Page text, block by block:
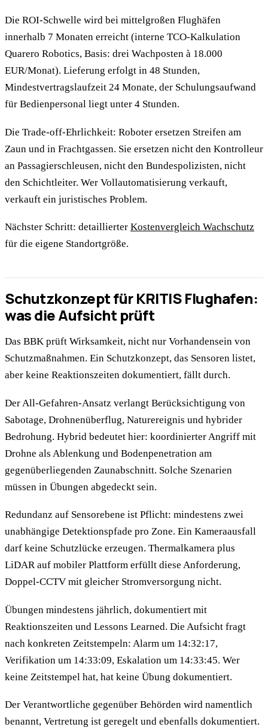
Die ROI-Schwelle wird bei mittelgroßen Flughäfen
innerhalb 7 Monaten erreicht (interne TCO-Kalkulation
Quarero Robotics, Basis: drei Wachposten à 18.000
EUR/Monat). Lieferung erfolgt in 48 Stunden,
Mindestvertragslaufzeit 24 Monate, der Schulungsaufwand
für Bedienpersonal liegt unter 4 Stunden.
Die Trade-off-Ehrlichkeit: Roboter ersetzen Streifen am
Zaun und in Frachtgassen. Sie ersetzen nicht den Kontrolleur
an Passagierschleusen, nicht den Bundespolizisten, nicht
den Schichtleiter. Wer Vollautomatisierung verkauft,
verkauft ein juristisches Problem.
Nächster Schritt: detaillierter Kostenvergleich Wachschutz
für die eigene Standortgröße.
Schutzkonzept für KRITIS Flughafen:
was die Aufsicht prüft
Das BBK prüft Wirksamkeit, nicht nur Vorhandensein von
Schutzmaßnahmen. Ein Schutzkonzept, das Sensoren listet,
aber keine Reaktionszeiten dokumentiert, fällt durch.
Der All-Gefahren-Ansatz verlangt Berücksichtigung von
Sabotage, Drohnenüberflug, Naturereignis und hybrider
Bedrohung. Hybrid bedeutet hier: koordinierter Angriff mit
Drohne als Ablenkung und Bodenpenetration am
gegenüberliegenden Zaunabschnitt. Solche Szenarien
müssen in Übungen abgedeckt sein.
Redundanz auf Sensorebene ist Pflicht: mindestens zwei
unabhängige Detektionspfade pro Zone. Ein Kameraausfall
darf keine Schutzlücke erzeugen. Thermalkamera plus
LiDAR auf mobiler Plattform erfüllt diese Anforderung,
Doppel-CCTV mit gleicher Stromversorgung nicht.
Übungen mindestens jährlich, dokumentiert mit
Reaktionszeiten und Lessons Learned. Die Aufsicht fragt
nach konkreten Zeitstempeln: Alarm um 14:32:17,
Verifikation um 14:33:09, Eskalation um 14:33:45. Wer
keine Zeitstempel hat, hat keine Übung dokumentiert.
Der Verantwortliche gegenüber Behörden wird namentlich
benannt, Vertretung ist geregelt und ebenfalls dokumentiert.